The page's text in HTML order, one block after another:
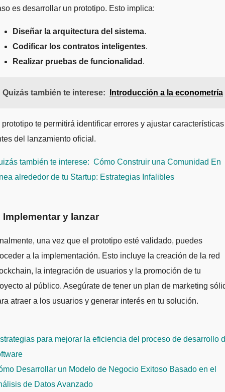
es desarrollar un prototipo. Esto implica:
Diseñar la arquitectura del sistema.
Codificar los contratos inteligentes.
Realizar pruebas de funcionalidad .
Quizás también te interese: Introducción a la econometría
prototipo te permitirá identificar errores y ajustar características
del lanzamiento oficial.
también te interese: Cómo Construir una Comunidad En
alrededor de tu Startup: Estrategias Infalibles
Implementar y lanzar
una vez que el prototipo esté validado, puedes
a la implementación. Esto incluye la creación de la red
la integración de usuarios y la promoción de tu
al público. Asegúrate de tener un plan de marketing
atraer a los usuarios y generar interés en tu solución.
para mejorar la eficiencia del proceso de desarrollo
Desarrollar un Modelo de Negocio Exitoso Basado en el
de Datos Avanzado